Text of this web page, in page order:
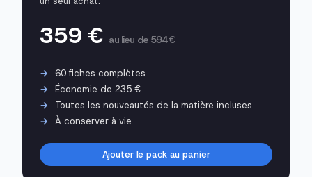
359 €au lieu de 594 €
60 fiches complètes
Économie de 235 €
Toutes les nouveautés de la matière incluses
À conserver à vie
Ajouter le pack au panier